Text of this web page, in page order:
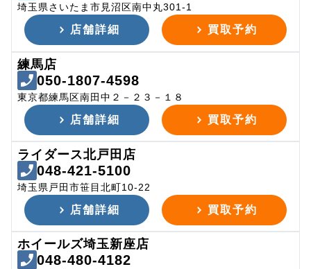
埼玉県さいたま市見沼区南中丸301-1
店舗詳細 買取予約
練馬店
050-1807-4598
東京都練馬区南田中２－２３－１８
店舗詳細 買取予約
ライダース北戸田店
048-421-5100
埼玉県戸田市笹目北町10-22
店舗詳細 買取予約
ホイールズ埼玉新座店
048-480-4182